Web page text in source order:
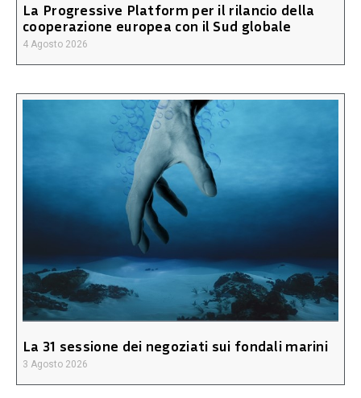
La Progressive Platform per il rilancio della
cooperazione europea con il Sud globale
4 Agosto 2026
La 31 sessione dei negoziati sui fondali marini
3 Agosto 2026